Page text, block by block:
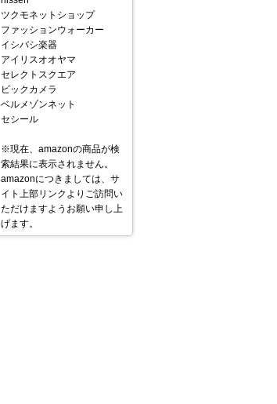
ツクモネットショップ
ファッションウォーカー
イシバシ楽器
アイリスオオヤマ
セレクトスクエア
ビックカメラ
ベルメゾンネット
セシール
※現在、amazonの商品が検
索結果に表示されません。
amazonにつきましては、サ
イト上部リンクよりご訪問い
ただけますようお願い申し上
げます。